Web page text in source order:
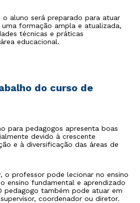
o aluno será preparado para atuar
formação ampla e atualizada,
técnicas e práticas
educacional.
do curso de
para pedagogos apresenta boas
devido à crescente
e à diversificação das áreas de
, o professor pode lecionar no ensino
ensino fundamental e aprendizado
pedagogo também pode atuar em
coordenador ou diretor.